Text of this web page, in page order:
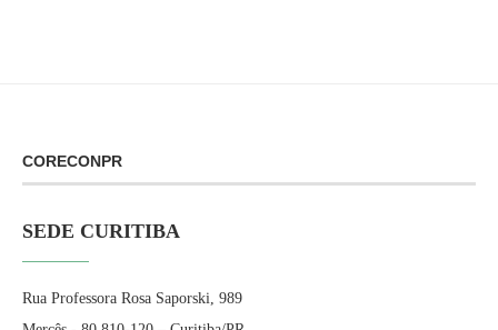
CORECONPR
SEDE CURITIBA
Rua Professora Rosa Saporski, 989